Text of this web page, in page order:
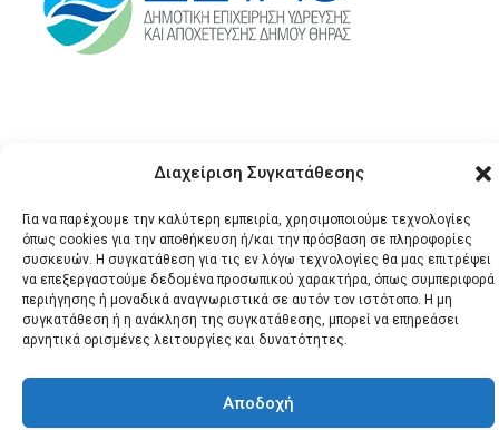
Διαχείριση Συγκατάθεσης
Για να παρέχουμε την καλύτερη εμπειρία, χρησιμοποιούμε τεχνολογίες
όπως cookies για την αποθήκευση ή/και την πρόσβαση σε πληροφορίες
συσκευών. Η συγκατάθεση για τις εν λόγω τεχνολογίες θα μας επιτρέψει
να επεξεργαστούμε δεδομένα προσωπικού χαρακτήρα, όπως συμπεριφορά
περιήγησης ή μοναδικά αναγνωριστικά σε αυτόν τον ιστότοπο. Η μη
συγκατάθεση ή η ανάκληση της συγκατάθεσης, μπορεί να επηρεάσει
αρνητικά ορισμένες λειτουργίες και δυνατότητες.
Αποδοχή
© 2026 Santonews - Όλα
τα δικαιώματα
κατοχυρωμένα.